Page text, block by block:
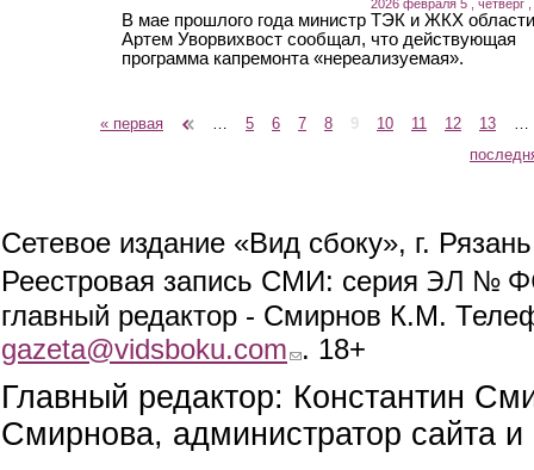
2026 февраля 5 , четверг ,
В мае прошлого года министр ТЭК и ЖКХ области
Артем Уворвихвост сообщал, что действующая
программа капремонта «нереализуемая».
« первая 5 6 7 8 9 10 11 12 13
Сетевое издание «Вид сбоку», г.
Реестровая запись СМИ: серия ЭЛ №
главный редактор - Смирнов К.М.
gazeta@vidsboku.com (link sends e-mail)
. 18+
Главный редактор: Константин
Смирнова, администратор сайта